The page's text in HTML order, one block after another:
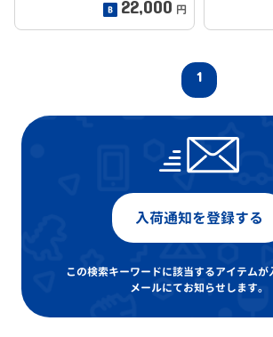
22,000 円
1
入荷通知を登録する
この検索キーワードに該当するアイテムが
メールにてお知らせします。